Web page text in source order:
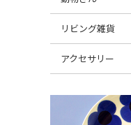
星型ボウル
スープカップ
そば猪口・フリ
ボトル
すべて見る
オーバルオーブ
すべて見る
花瓶
フィギュア・置物
貯金箱
リビング雑貨
スツール
バス・洗面用品
アクセサリー
ペンダントトッ